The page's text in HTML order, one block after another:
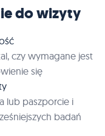
do wizyty
czy wymagane jest
się
lub paszporcie i
badań